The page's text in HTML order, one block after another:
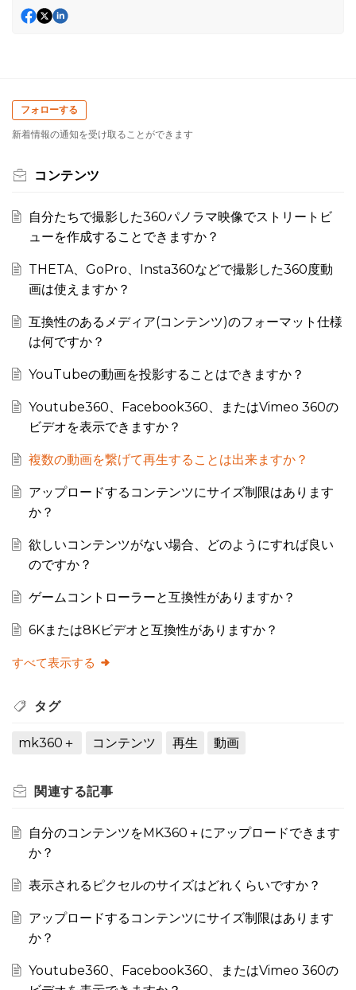
フォローする
新着情報の通知を受け取ることができます
コンテンツ
自分たちで撮影した360パノラマ映像でストリートビ
ューを作成することできますか？
THETA、GoPro、Insta360などで撮影した360度動
画は使えますか？
互換性のあるメディア(コンテンツ)のフォーマット仕様
は何ですか？
YouTubeの動画を投影することはできますか？
Youtube360、Facebook360、またはVimeo 360の
ビデオを表示できますか？
複数の動画を繋げて再生することは出来ますか？
アップロードするコンテンツにサイズ制限はあります
か？
欲しいコンテンツがない場合、どのようにすれば良い
のですか？
ゲームコントローラーと互換性がありますか？
6Kまたは8Kビデオと互換性がありますか？
すべて表示する
タグ
mk360＋ コンテンツ 再生 動画
関連する記事
自分のコンテンツをMK360＋にアップロードできます
か？
表示されるピクセルのサイズはどれくらいですか？
アップロードするコンテンツにサイズ制限はあります
か？
Youtube360、Facebook360、またはVimeo 360の